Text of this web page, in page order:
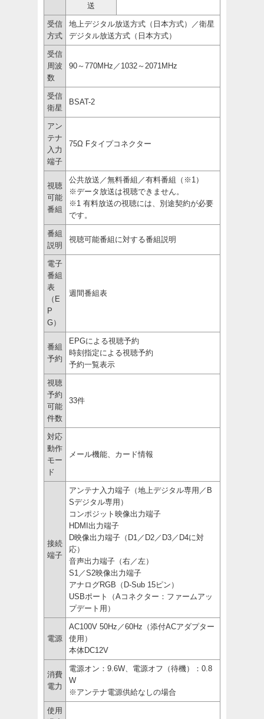
送
受信
方式
地上デジタル放送方式（日本方式）／衛星
デジタル放送方式（日本方式）
受信
周波
数
90～770MHz／1032～2071MHz
受信
衛星
BSAT-2
アン
テナ
入力
端子
75Ω Fタイプコネクター
視聴
可能
番組
公共放送／無料番組／有料番組（※1）
※データ放送は視聴できません。
※1 有料放送の視聴には、別途契約が必要
です。
番組
説明
視聴可能番組に対する番組説明
電子
番組
表
（E
P
G）
週間番組表
番組
予約
EPGによる視聴予約
時刻指定による視聴予約
予約一覧表示
視聴
予約
可能
件数
33件
対応
動作
モー
ド
メール機能、カード情報
接続
端子
アンテナ入力端子（地上デジタル専用／B
Sデジタル専用）
コンポジット映像出力端子
HDMI出力端子
D映像出力端子（D1／D2／D3／D4に対
応）
音声出力端子（右／左）
S1／S2映像出力端子
アナログRGB（D-Sub 15ピン）
USBポート（Aコネクター：ファームアッ
プデート用）
電源
AC100V 50Hz／60Hz（添付ACアダプター
使用）
本体DC12V
消費
電力
電源オン：9.6W、電源オフ（待機）：0.8
W
※アンテナ電源供給なしの場合
使用